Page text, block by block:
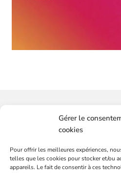
Gérer le
cookies
Pour offrir les meilleures expériences,
telles que les cookies pour stocker et/ou
appareils. Le fait de consentir à ces
Vous